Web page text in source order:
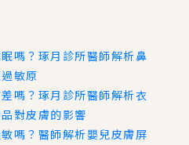
嗎？琢月診所醫師解析鼻
敏原
嗎？琢月診所醫師解析衣
對皮膚的影響
嗎？醫師解析嬰兒皮膚屏